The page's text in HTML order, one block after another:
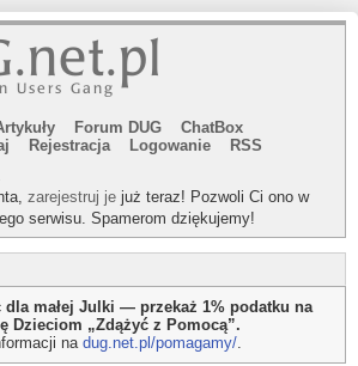
Forum DUG
ChatBox
Rejestracja Logowanie
RSS
zarejestruj je już teraz! Pozwoli Ci ono w
serwisu. Spamerom dziękujemy!
małej Julki — przekaż 1% podatku na
Dzieciom „Zdążyć z Pomocą”.
na dug.net.pl/pomagamy/.